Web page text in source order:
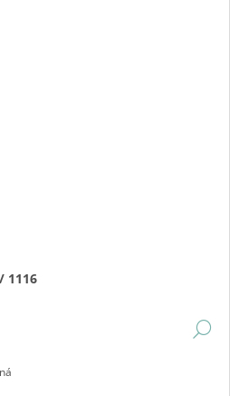
1116